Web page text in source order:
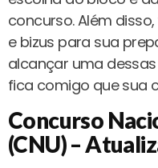
concurso. Além
e bizus para sua
alcançar uma
fica comigo que sua
Concurso
(CNU) –